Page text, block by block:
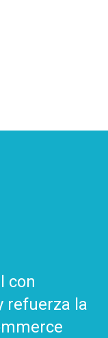
con
refuerza la